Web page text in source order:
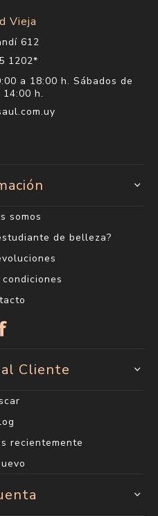
Vieja
612
1202*
a 18:00 h. Sábados de
h.
somos
de belleza?
Cliente
recientemente